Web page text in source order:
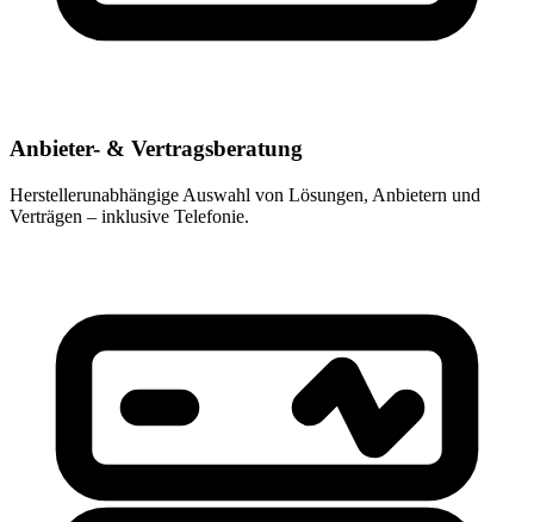
Anbieter- & Vertragsberatung
Herstellerunabhängige Auswahl von Lösungen, Anbietern und
Verträgen – inklusive Telefonie.